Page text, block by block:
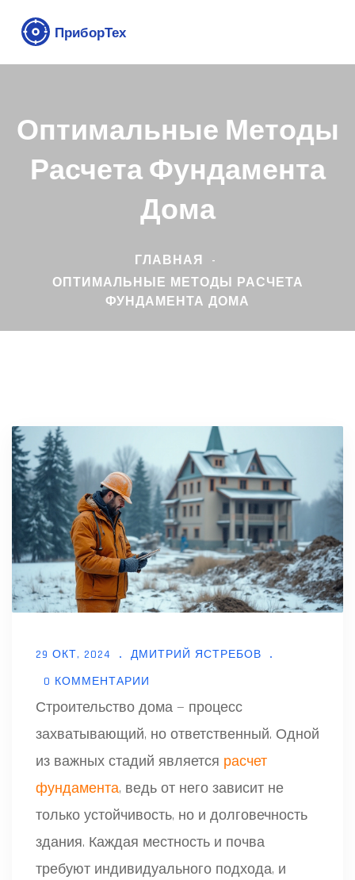
Оптимальные Методы
Расчета Фундамента
Дома
ГЛАВНАЯ
ОПТИМАЛЬНЫЕ МЕТОДЫ РАСЧЕТА
ФУНДАМЕНТА ДОМА
29 ОКТ, 2024
ДМИТРИЙ ЯСТРЕБОВ
0 КОММЕНТАРИИ
Строительство дома — процесс
захватывающий, но ответственный. Одной
из важных стадий является расчет
фундамента, ведь от него зависит не
только устойчивость, но и долговечность
здания. Каждая местность и почва
требуют индивидуального подхода, и